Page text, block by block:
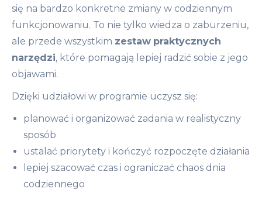
Perfekcjonizm
Określisz wpływ perfekcjonizmu na swoje
życie – w jakich okolicznościach wspiera
Twoje działania, a kiedy staje się ich
hamulcem
Zmapujesz obszary życia, w których
perfekcjonizm sprawia Ci najwięcej trudności
Przeprowadzisz eksperyment, który pomoże
Ci spojrzeć na siebie w nowy sposób
Relaksacja i mindfulness
się na bardzo konkretne zmiany w codziennym
funkcjonowaniu. To nie tylko wiedza o zaburzeniu,
ale przede wszystkim zestaw praktycznych
narzędzi, które pomagają lepiej radzić sobie z jego
objawami.
Dzięki udziałowi w programie uczysz się:
planować i organizować zadania w realistyczny
sposób
ustalać priorytety i kończyć rozpoczęte działania
lepiej szacować czas i ograniczać chaos dnia
codziennego